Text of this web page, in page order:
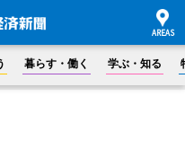
暮らす・働く 学ぶ・知る